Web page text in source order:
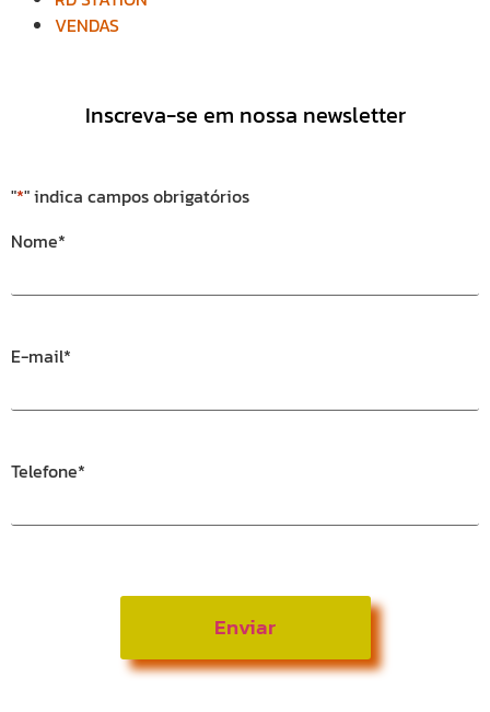
VENDAS
Inscreva-se em nossa newsletter
"*" indica campos obrigatórios
Nome*
E-mail*
Telefone*